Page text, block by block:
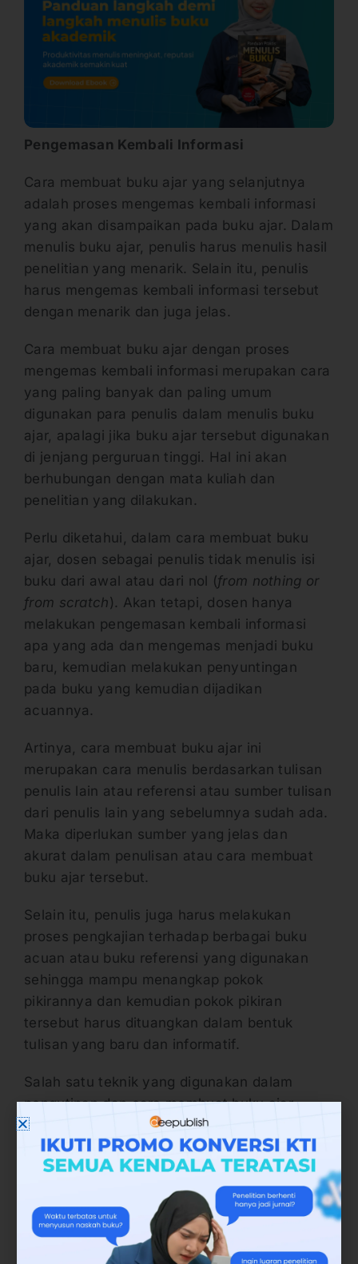
Pengemasan Kembali Informasi
Cara membuat buku ajar yang selanjutnya
adalah proses mengemas kembali informasi
yang akan disampaikan pada buku ajar. Dalam
menulis buku ajar, penulis harus menulis hasil
penelitian yang menarik. Selain itu, penulis
harus mengemas kembali informasi tersebut
dengan menarik dan juga jelas.
Cara membuat buku ajar dengan proses
mengemas kembali informasi merupakan cara
yang paling banyak dan paling umum
digunakan para penulis dalam menulis buku
ajar, apalagi jika buku ajar tersebut digunakan
di jenjang perguruan tinggi. Hal ini akan
berhubungan dengan mata kuliah dan
penelitian yang dilakukan.
Perlu diketahui, dalam cara membuat buku
ajar, dosen sebagai penulis tidak menulis isi
buku dari awal atau dari nol (from nothing or
from scratch). Akan tetapi, dosen hanya
melakukan pengemasan kembali informasi
apa yang ada dan mengemas menjadi buku
baru, kemudian melakukan penyuntingan
pada buku yang kemudian dijadikan
acuannya.
Artinya, cara membuat buku ajar ini
merupakan cara menulis berdasarkan tulisan
penulis lain atau referensi atau sumber tulisan
dari penulis lain yang sebelumnya sudah ada.
Maka diperlukan sumber yang jelas dan
akurat dalam penulisan atau cara membuat
buku ajar tersebut.
Selain itu, penulis juga harus melakukan
proses pengkajian terhadap berbagai buku
acuan atau buku referensi yang digunakan
sehingga mampu menangkap pokok
pikirannya dan kemudian pokok pikiran
tersebut harus dituangkan dalam bentuk
tulisan yang baru dan informatif.
Salah satu teknik yang digunakan dalam
pengutipan dan cara membuat buku ajar
adalah mengemas kembali informasi.
Biasanya cara atau model yang digunakan
adalah model Horward. Dengan menggunakan
teknik atau model tersebut, buku ajar akan
berhasil ditulis dengan baik dan kutipannya
harus tidak boleh lebih dari 10 persen dari
keseluruhan isi buku.